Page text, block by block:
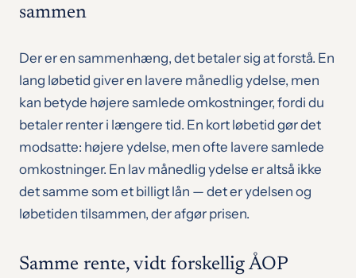
sammen
Der er en sammenhæng, det betaler sig at forstå. En
lang løbetid giver en lavere månedlig ydelse, men
kan betyde højere samlede omkostninger, fordi du
betaler renter i længere tid. En kort løbetid gør det
modsatte: højere ydelse, men ofte lavere samlede
omkostninger. En lav månedlig ydelse er altså ikke
det samme som et billigt lån — det er ydelsen og
løbetiden tilsammen, der afgør prisen.
Samme rente, vidt forskellig ÅOP